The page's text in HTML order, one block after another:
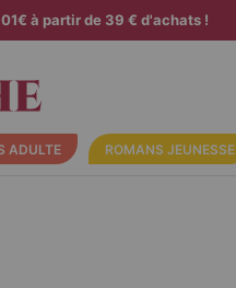
à partir de 39 € d'achats !
ADULTE ROMANS JEUNESSE